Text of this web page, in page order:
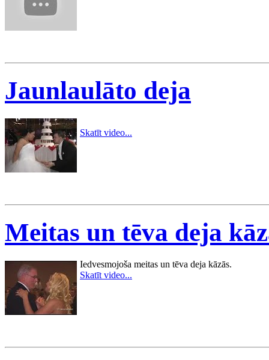
Jaunlaulāto deja
Skatīt video...
Meitas un tēva deja
Iedvesmojoša meitas un tēva deja kāzās.
Skatīt video...